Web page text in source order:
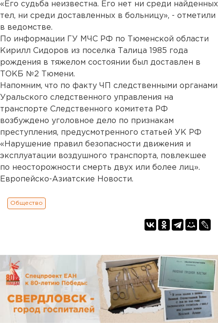
«Его судьба неизвестна. Его нет ни среди найденных
тел, ни среди доставленных в больницу», - отметили
в ведомстве.
По информации ГУ МЧС РФ по Тюменской области
Кирилл Сидоров из поселка Талица 1985 года
рождения в тяжелом состоянии был доставлен в
ТОКБ №2 Тюмени.
Напомним, что по факту ЧП следственными органами
Уральского следственного управления на
транспорте Следственного комитета РФ
возбуждено уголовное дело по признакам
преступления, предусмотренного статьей УК РФ
«Нарушение правил безопасности движения и
эксплуатации воздушного транспорта, повлекшее
по неосторожности смерть двух или более лиц».
Европейско-Азиатские Новости.
Общество